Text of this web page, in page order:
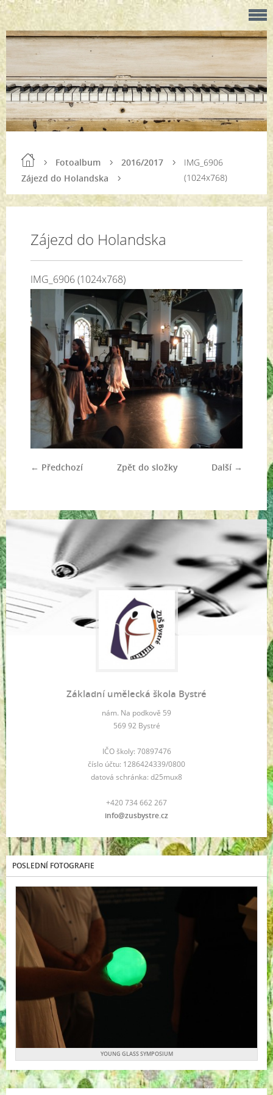
Fotoalbum
2016/2017
Zájezd do Holandska
IMG_6906
(1024x768)
Zájezd do Holandska
IMG_6906 (1024x768)
← Předchozí Další →
Zpět do složky
Základní umělecká škola Bystré
nám. Na podkově 59
569 92 Bystré
IČO školy: 70897476
číslo účtu: 1286424339/0800
datová schránka: d25mux8
+420 734 662 267
info@zusbystre.cz
POSLEDNÍ FOTOGRAFIE
YOUNG GLASS SYMPOSIUM